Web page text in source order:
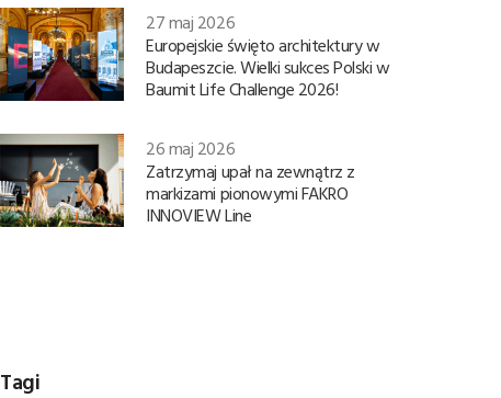
27 maj 2026
Europejskie święto architektury w
Budapeszcie. Wielki sukces Polski w
Baumit Life Challenge 2026!
26 maj 2026
Zatrzymaj upał na zewnątrz z
markizami pionowymi FAKRO
INNOVIEW Line
Tagi